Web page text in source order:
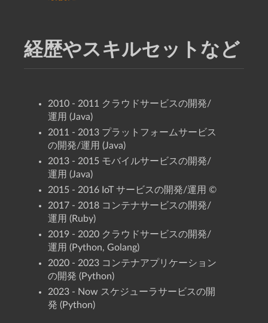
経歴やスキルセットなど
2010 - 2011 クラウドサービスの開発/
運用 (Java)
2011 - 2013 プラットフォームサービス
の開発/運用 (Java)
2013 - 2015 モバイルサービスの開発/
運用 (Java)
2015 - 2016 IoT サービスの開発/運用 ©
2017 - 2018 コンテナサービスの開発/
運用 (Ruby)
2019 - 2020 クラウドサービスの開発/
運用 (Python, Golang)
2020 - 2023 コンテナアプリケーション
の開発 (Python)
2023 - Now スケジューラサービスの開
発 (Python)